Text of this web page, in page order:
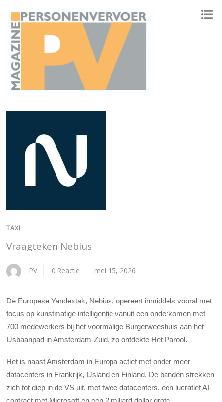
TAXI
Vraagteken Nebius
PV 0 Reactie mei 15, 2026
De Europese Yandextak, Nebius, opereert inmiddels vooral met
focus op kunstmatige intelligentie vanuit een onderkomen met
700 medewerkers bij het voormalige Burgerweeshuis aan het
IJsbaanpad in Amsterdam-Zuid, zo ontdekte Het Parool.
Het is naast Amsterdam in Europa actief met onder meer
datacenters in Frankrijk, IJsland en Finland. De banden strekken
zich tot diep in de VS uit, met twee datacenters, een lucratief AI-
contract met Microsoft en een 2 miljard dollar grote